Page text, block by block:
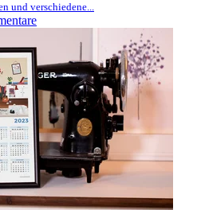
und verschiedene...